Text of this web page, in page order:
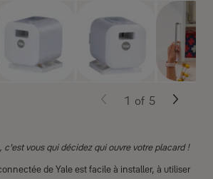
c'est vous qui décidez qui ouvre votre placard !
de Yale est facile à installer, à utiliser
1 of 5